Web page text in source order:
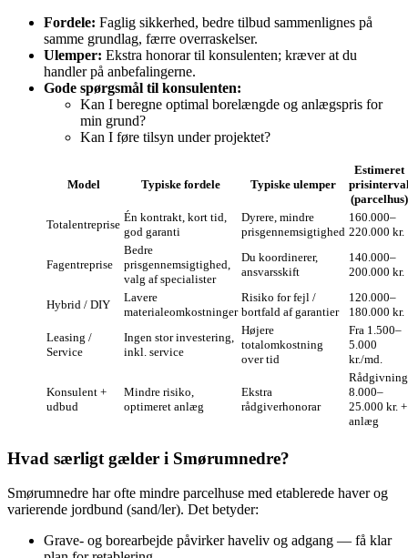
Fordele: Faglig sikkerhed, bedre tilbud sammenlignes på
samme grundlag, færre overraskelser.
Ulemper: Ekstra honorar til konsulenten; kræver at du
handler på anbefalingerne.
Gode spørgsmål til konsulenten:
Kan I beregne optimal borelængde og anlægspris for
min grund?
Kan I føre tilsyn under projektet?
Model Typiske fordele Typiske ulemper
Estimeret
(parcelhus)
Totalentreprise
Én kontrakt, kort tid,
god garanti
Dyrere, mindre
prisgennemsigtighed
160.000–
220.000 kr.
Fagentreprise
Bedre
prisgennemsigtighed,
valg af specialister
Du koordinerer,
ansvarsskift
140.000–
200.000 kr.
Hybrid / DIY
Lavere
materialeomkostninger
Risiko for fejl /
bortfald af garantier
120.000–
180.000 kr.
Leasing /
Service
Ingen stor investering,
inkl. service
Højere
totalomkostning
over tid
Fra 1.500–
5.000
kr./md.
Konsulent +
udbud
Mindre risiko,
optimeret anlæg
Ekstra
rådgiverhonorar
Rådgivning
8.000–
25.000 kr. +
anlæg
Hvad særligt gælder i Smørumnedre?
Smørumnedre har ofte mindre parcelhuse med etablerede haver og
varierende jordbund (sand/ler). Det betyder:
Grave- og borearbejde påvirker haveliv og adgang — få klar